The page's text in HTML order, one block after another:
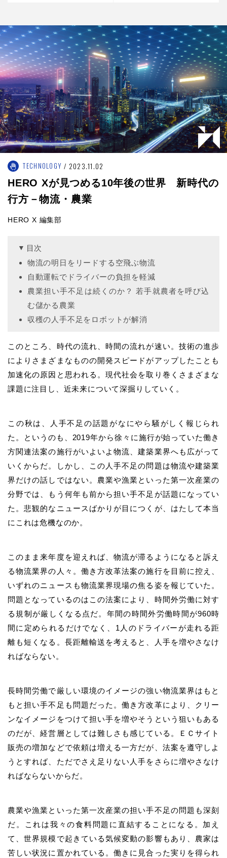
TECHNOLOGY 2023.11.02
HERO Xが見つめる10年後の世界 新時代の
行方－物流・農業
HERO X 編集部
目次
物流の明日をリードする空飛ぶ物流
自動運転でドライバーの負担を軽減
農業担い手不足は続くのか？ 若手就農者を呼び込
む儲かる農業
収穫の人手不足をロボットが解消
このところ、時代の流れ、時間の流れが速い。技術の進歩
によりさまざまなものの開発スピードがアップしたことも
加速化の原因と思われる。現代社会を取り巻くさまざまな
課題に注目し、近未来について深掘りしていく。
この秋は、人手不足の話題がなにやら騒がしく報じられ
た。というのも、2019年から徐々に施行が始っていた働き
方関連法案の施行がいよいよ物流、建築業界へも広がって
いくからだ。しかし、この人手不足の問題は物流や建築業
界だけの話しではない。農業や漁業といった第一次産業の
分野では、もう何年も前から担い手不足が話題になってい
た。悲観的なニュースばかりが目につくが、はたして本当
にこれは危機なのか。
このまま来年度を迎えれば、物流が滞るようになると訴え
る物流業界の人々。働き方改革法案の施行を目前に控え、
いずれのニュースも物流業界現場の焦る姿を報じていた。
問題となっているのはこの法案により、時間外労働に対す
る規制が厳しくなる点だ。年間の時間外労働時間が960時
間に定められるだけでなく、1人のドライバーが走れる距
離も短くなる。長距離輸送を考えると、人手を増やさなけ
ればならない。
長時間労働で厳しい環境のイメージの強い物流業界はもと
もと担い手不足も問題だった。働き方改革により、クリー
ンなイメージをつけて担い手を増やそうという狙いもある
のだが、経営層としては難しさも感じている。ＥＣサイト
販売の増加などで依頼は増える一方だが、法案を遵守しよ
うとすれば、ただでさえ足りない人手をさらに増やさなけ
ればならないからだ。
農業や漁業といった第一次産業の担い手不足の問題も深刻
だ。これは我々の食料問題に直結することになる。加え
て、世界規模で起きている気候変動の影響もあり、農家は
苦しい状況に置かれている。働きに見合った実りを得られ